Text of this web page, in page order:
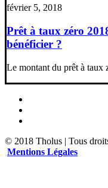
février 5, 2018
Prêt à taux zéro
bénéficier ?
Le montant du prêt à taux
© 2018 Tholus | Tous
Mentions Légales